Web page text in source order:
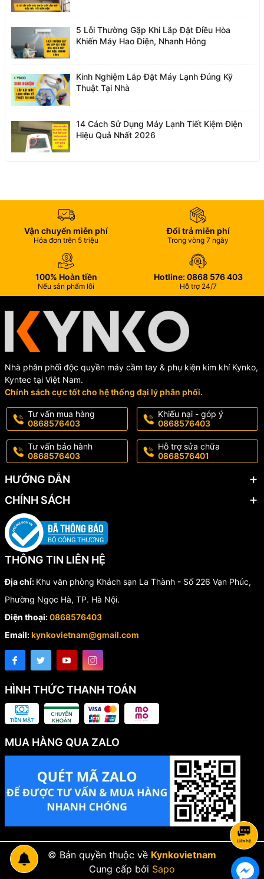
5 Lỗi Thường Gặp Khi Lắp Đặt Điều Hòa
Khiến Máy Hao Điện, Nhanh Hỏng
Kinh Nghiệm Lắp Đặt Máy Lạnh Đúng Kỹ
Thuật Tại Nhà
14 Cách Sử Dụng Máy Lạnh Tiết Kiệm Điện
Hiệu Quả Nhất 2026
Vận chuyển miễn phí
Hóa đơn trên 5 triệu
Đổi trả miễn phí
Trong vòng 7 ngày
100% Hoàn tiền
Nếu sản phẩm lỗi
Hotline: 0868 576 403
Hỗ trợ 24/7
Nhà phân phối độc quyền máy cầm tay & phụ kiện kim khí Kynko,
Kyntec tại Việt Nam.
Chính sách cực tốt cho hệ thống đại lý phân phối.
Tư vấn mua hàng
0868576403
Khiếu nại - góp ý
0868576403
Tư vấn bảo hành
0868576403
Hỗ trợ sửa chữa
0868576401
HƯỚNG DẪN
CHÍNH SÁCH
THÔNG TIN LIÊN HỆ
Địa chỉ: Khu văn phòng Khách sạn La Thành - Số 226 Vạn Phúc,
Phường Ngọc Hà, TP. Hà Nội.
Điện thoại:0868576403
Email: kynkovietnam@gmail.com
HÌNH THỨC THANH TOÁN
MUA HÀNG QUA ZALO
© Bản quyền thuộc về Kynkovietnam
Cung cấp bởi Sapo